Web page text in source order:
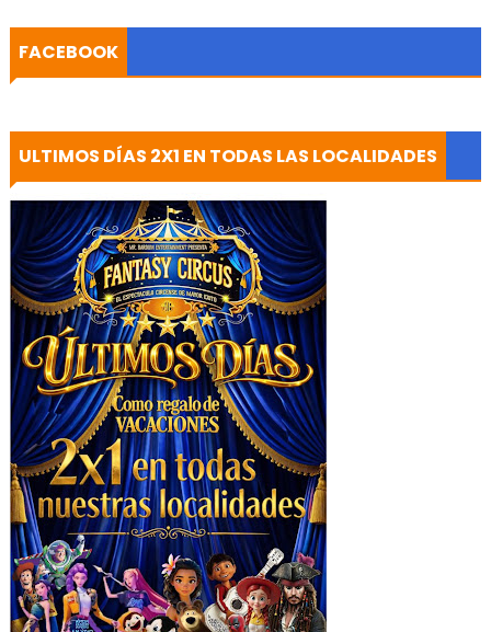
FACEBOOK
ULTIMOS DÍAS 2X1 EN TODAS LAS LOCALIDADES